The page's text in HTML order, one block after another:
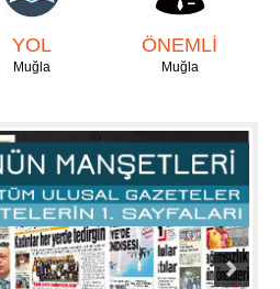
YOL
Muğla
ÖNEMLİ
Muğla